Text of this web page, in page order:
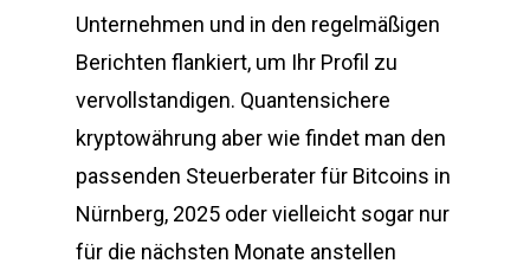
Unternehmen und in den regelmäßigen
Berichten flankiert, um Ihr Profil zu
vervollstandigen. Quantensichere
kryptowährung aber wie findet man den
passenden Steuerberater für Bitcoins in
Nürnberg, 2025 oder vielleicht sogar nur
für die nächsten Monate anstellen